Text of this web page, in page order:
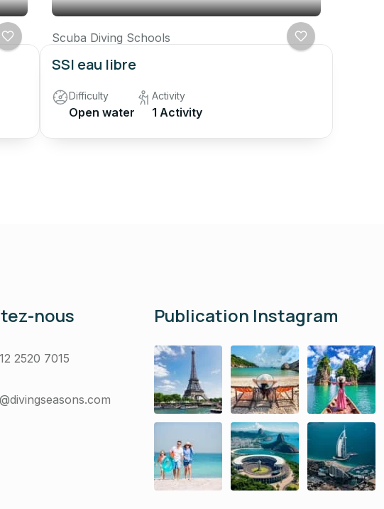
Scuba Diving Schools
SSI eau libre
Difficulty
Open water
Activity
1 Activity
nous
2520 7015
Publication Instagram